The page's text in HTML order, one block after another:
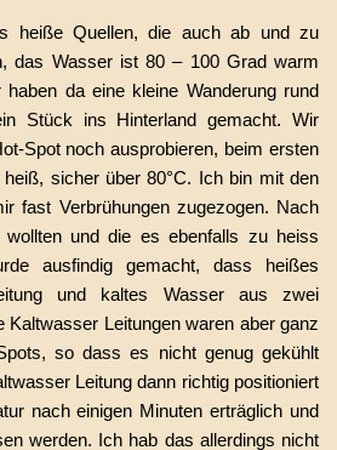
heiße Quellen, die auch ab und zu
das Wasser ist 80 – 100 Grad warm
da eine kleine Wanderung rund
Stück ins Hinterland gemacht. Wir
Spot noch ausprobieren, beim ersten
sicher über 80°C. Ich bin mit den
fast Verbrühungen zugezogen. Nach
und die es ebenfalls zu heiss
ausfindig gemacht, dass heißes
und kaltes Wasser aus zwei
Kaltwasser Leitungen waren aber ganz
so dass es nicht genug gekühlt
Leitung dann richtig positioniert
nach einigen Minuten erträglich und
werden. Ich hab das allerdings nicht